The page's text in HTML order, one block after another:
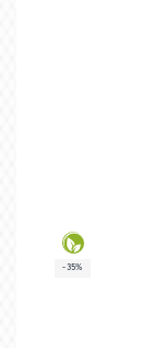
-35%